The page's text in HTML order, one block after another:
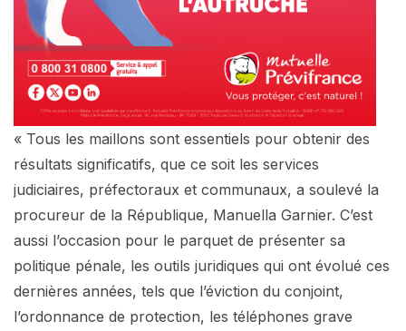
« Tous les maillons sont essentiels pour obtenir des
résultats significatifs, que ce soit les services
judiciaires, préfectoraux et communaux, a soulevé la
procureur de la République, Manuella Garnier. C’est
aussi l’occasion pour le parquet de présenter sa
politique pénale, les outils juridiques qui ont évolué ces
dernières années, tels que l’éviction du conjoint,
l’ordonnance de protection, les téléphones grave